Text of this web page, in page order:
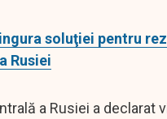
soluţiei pentru
Rusiei
a Rusiei a declarat